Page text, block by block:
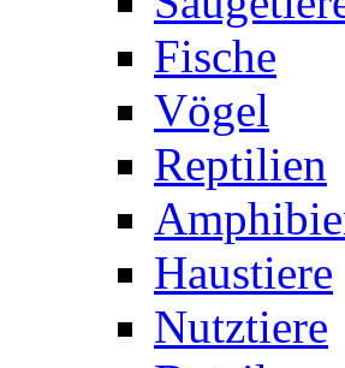
Fische
Vögel
Reptilien
Haustiere
Nutztiere